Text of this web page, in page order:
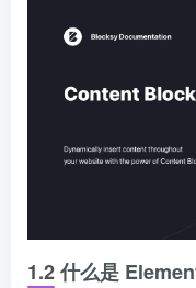
1.2 什么是